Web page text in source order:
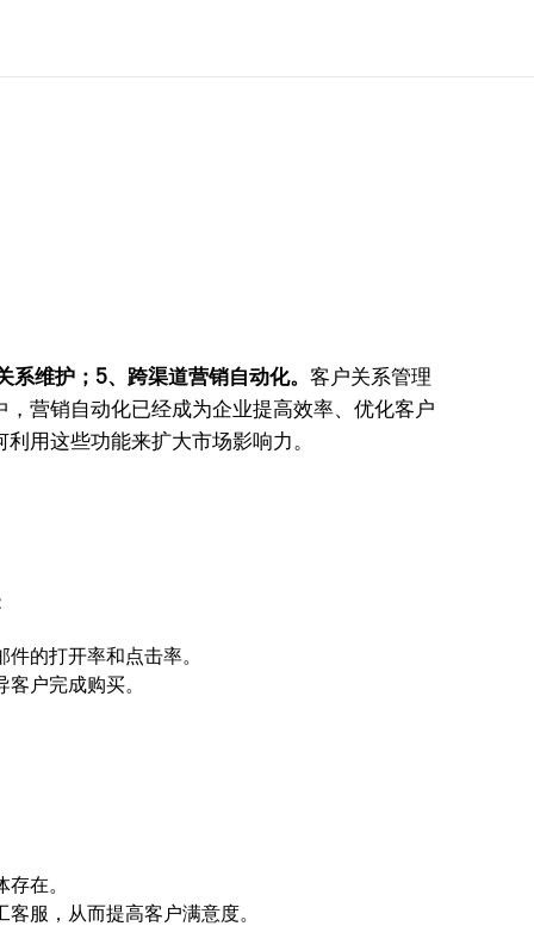
系维护；5、跨渠道营销自动化。客户关系管理
营销自动化已经成为企业提高效率、优化客户
用这些功能来扩大市场影响力。
的打开率和点击率。
户完成购买。
在。
服，从而提高客户满意度。